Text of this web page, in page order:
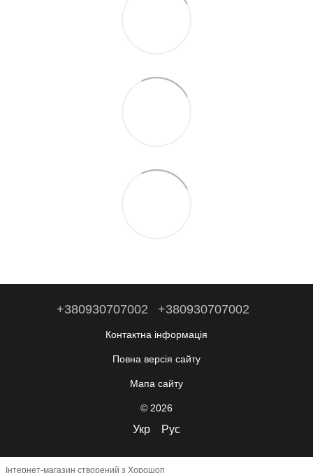
+380930707002 +380930707002
Контактна інформація
Повна версія сайту
Мапа сайту
© 2026
Укр Рус
Інтернет-магазин створений з Хорошоп